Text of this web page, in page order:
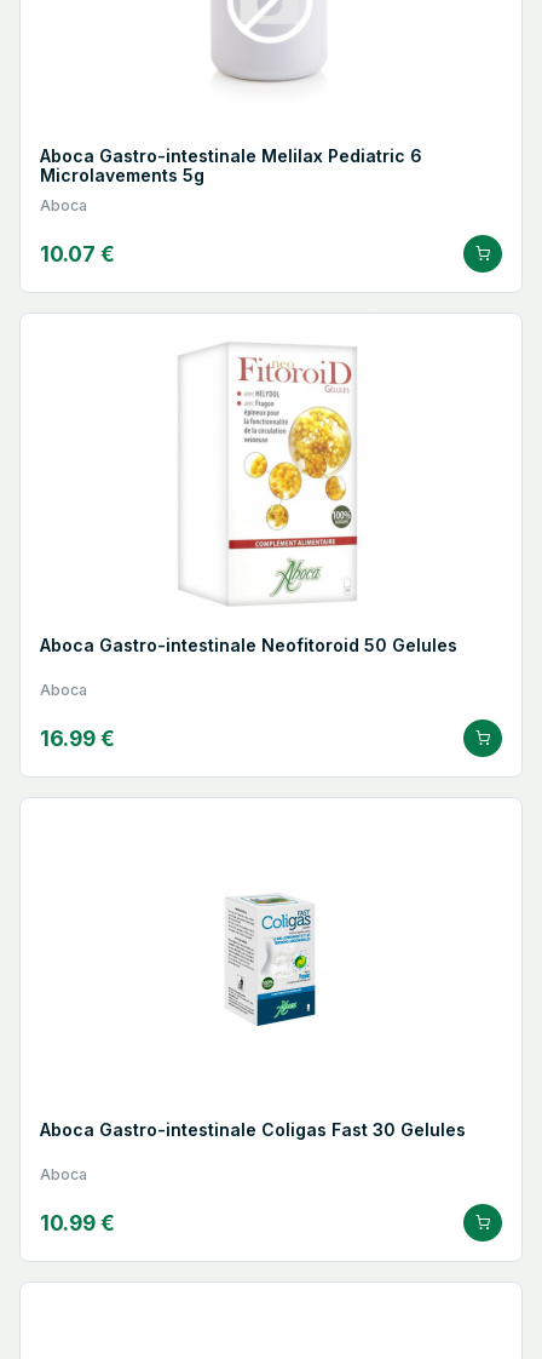
Aboca Gastro-intestinale Melilax Pediatric 6
Microlavements 5g
Aboca
10.07 €
Aboca Gastro-intestinale Neofitoroid 50 Gelules
Aboca
16.99 €
Aboca Gastro-intestinale Coligas Fast 30 Gelules
Aboca
10.99 €